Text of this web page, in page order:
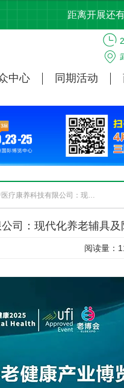
距离开展还
中心 同期活动
【展商风采】河北伟誉医疗康养科技有限公司：现代化养老辅具及防护用品制造商
司：现代化养老辅具
阅读量：